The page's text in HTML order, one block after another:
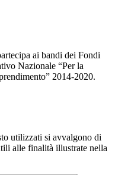
ai bandi dei Fondi
Nazionale “Per la
2014-2020.
utilizzati si avvalgono di
alle finalità illustrate nella